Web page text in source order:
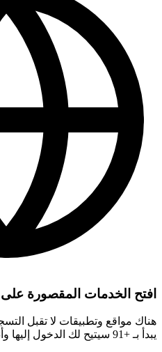
افتح الخدمات المقصورة على
هناك مواقع وتطبيقات لا تقبل
يبدأ بـ +91 سيتيح لك الدخول إليها وأنت في أي مكان في العالم.